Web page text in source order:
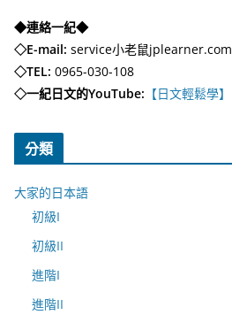
◆連絡一紀◆
◇E-mail: service小老鼠jplearner.com
◇TEL: 0965-030-108
◇一紀日文的YouTube: 【日文輕鬆學】
分類
大家的日本語
初級I
初級II
進階I
進階II